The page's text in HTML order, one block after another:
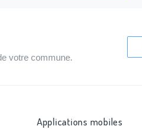
votre commune.
Applications mobiles